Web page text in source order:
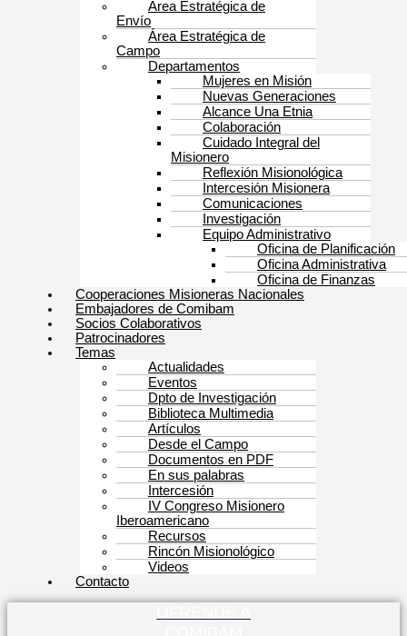
Área Estratégica de
Envío
Área Estratégica de
Campo
Departamentos
Mujeres en Misión
Nuevas Generaciones
Alcance Una Etnia
Colaboración
Cuidado Integral del
Misionero
Reflexión Misionológica
Intercesión Misionera
Comunicaciones
Investigación
Equipo Administrativo
Oficina de Planificación
Oficina Administrativa
Oficina de Finanzas
Cooperaciones Misioneras Nacionales
Embajadores de Comibam
Socios Colaborativos
Patrocinadores
Temas
Actualidades
Eventos
Dpto de Investigación
Biblioteca Multimedia
Artículos
Desde el Campo
Documentos en PDF
En sus palabras
Intercesión
IV Congreso Misionero
Iberoamericano
Recursos
Rincón Misionológico
Videos
Contacto